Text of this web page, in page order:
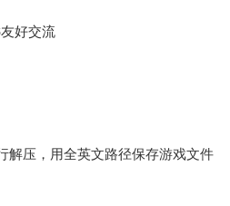
好交流
解压，用全英文路径保存游戏文件